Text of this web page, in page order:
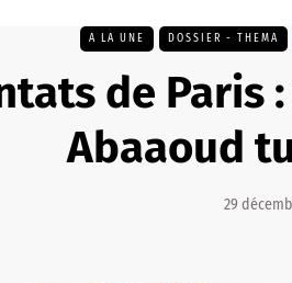
A LA UNE DOSSIER - THEMA
de Paris
Abaaoud
29